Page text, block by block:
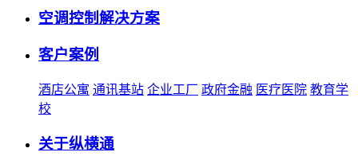
空调控制解决方案
客户案例
酒店公寓 通讯基站 企业工厂 政府金融 医疗医院 教育学
校
关于纵横通